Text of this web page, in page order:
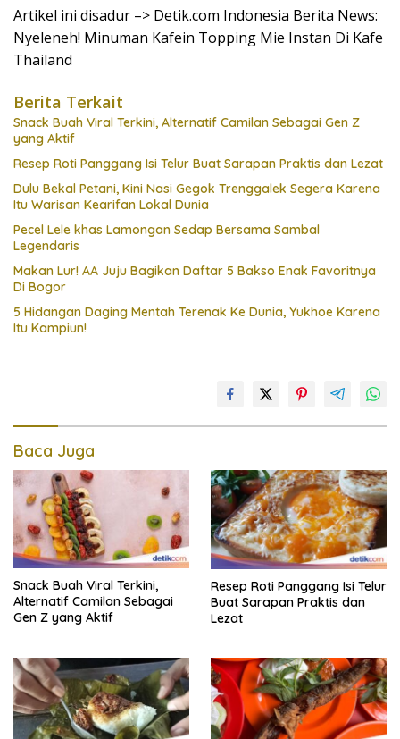
Artikel ini disadur –> Detik.com Indonesia Berita News:
Nyeleneh! Minuman Kafein Topping Mie Instan Di Kafe
Thailand
Berita Terkait
Snack Buah Viral Terkini, Alternatif Camilan Sebagai Gen Z
yang Aktif
Resep Roti Panggang Isi Telur Buat Sarapan Praktis dan Lezat
Dulu Bekal Petani, Kini Nasi Gegok Trenggalek Segera Karena
Itu Warisan Kearifan Lokal Dunia
Pecel Lele khas Lamongan Sedap Bersama Sambal
Legendaris
Makan Lur! AA Juju Bagikan Daftar 5 Bakso Enak Favoritnya
Di Bogor
5 Hidangan Daging Mentah Terenak Ke Dunia, Yukhoe Karena
Itu Kampiun!
Baca Juga
Snack Buah Viral Terkini,
Alternatif Camilan Sebagai
Gen Z yang Aktif
Resep Roti Panggang Isi Telur
Buat Sarapan Praktis dan
Lezat